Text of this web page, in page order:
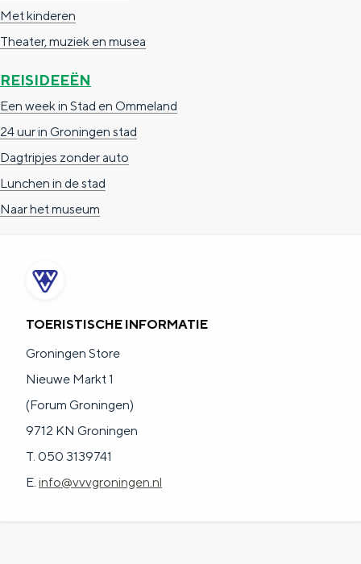
Met kinderen
Theater, muziek en musea
REISIDEEËN
Een week in Stad en Ommeland
24 uur in Groningen stad
Dagtripjes zonder auto
Lunchen in de stad
Naar het museum
TOERISTISCHE INFORMATIE
Groningen Store
Nieuwe Markt 1
(Forum Groningen)
9712 KN Groningen
T. 050 3139741
E. info@vvvgroningen.nl